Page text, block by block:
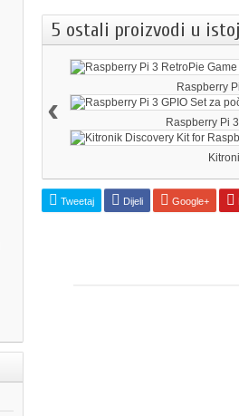
5 ostali proizvodi u
Raspberry
Raspberry Pi
‹
Tweetaj Dijeli Google+